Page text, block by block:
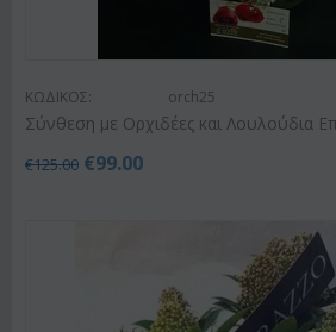
ΚΩΔΙΚΟΣ: orch25
Σύνθεση με Ορχιδέες και Λουλούδια
€125.00 €99.00